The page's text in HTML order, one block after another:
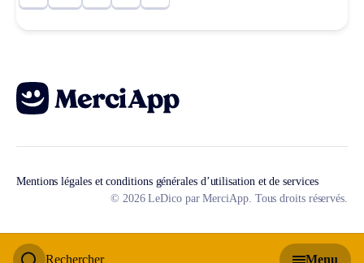
Rechercher Menu
Mentions légales et conditions générales d’utilisation et de services
© 2026 LeDico par MerciApp. Tous droits réservés.